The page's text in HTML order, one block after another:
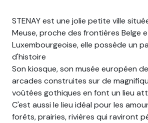
STENAY est une jolie petite ville
Meuse, proche des frontières Belge
Luxembourgeoise, elle possède un
d'histoire
Son kiosque, son musée européen
arcades construites sur de
voûtées gothiques en font un lieu
C'est aussi le lieu idéal pour les
forêts, prairies, rivières qui raviront